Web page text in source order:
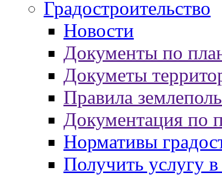
Градостроительство
Новости
Документы по
Докуметы
Правила
Документация по
Нормативы
Получить услугу в